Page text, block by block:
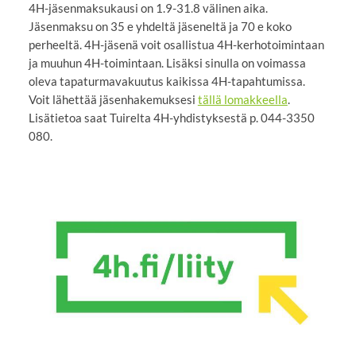
4H-jäsenmaksukausi on 1.9-31.8 välinen aika.
Jäsenmaksu on 35 e yhdeltä jäseneltä ja 70 e koko
perheeltä. 4H-jäsenä voit osallistua 4H-kerhotoimintaan
ja muuhun 4H-toimintaan. Lisäksi sinulla on voimassa
oleva tapaturmavakuutus kaikissa 4H-tapahtumissa.
Voit lähettää jäsenhakemuksesi tällä lomakkeella
Lisätietoa saat Tuirelta 4H-yhdistyksestä p. 044-3350
080.